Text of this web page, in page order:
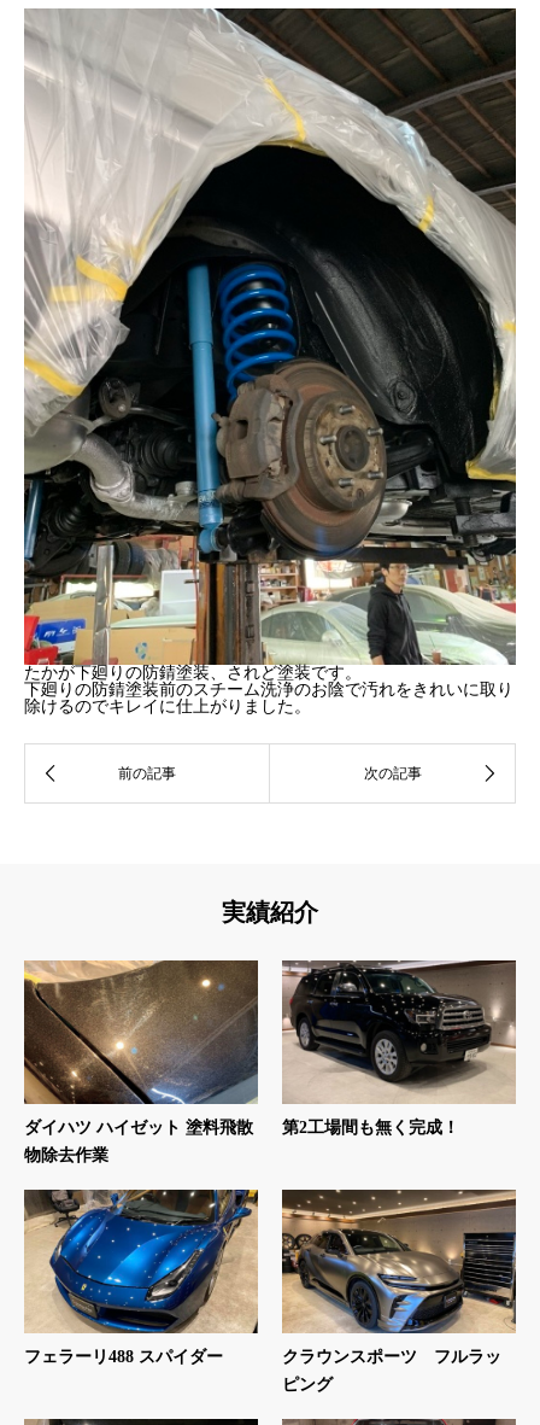
たかが下廻りの防錆塗装、されど塗装です。
下廻りの防錆塗装前のスチーム洗浄のお陰で汚れをきれいに取り
除けるのでキレイに仕上がりました。
実績紹介
ダイハツ ハイゼット 塗料飛散
物除去作業
第2工場間も無く完成！
フェラーリ488 スパイダー
クラウンスポーツ フルラッ
ピング